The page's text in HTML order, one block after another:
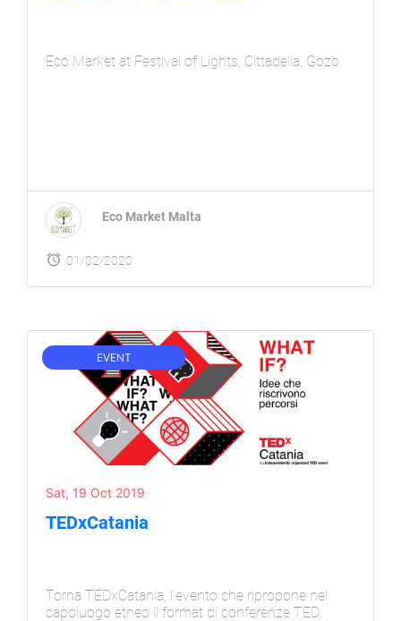
Eco Market at Festival of Lights, Cittadella, Gozo
Eco Market Malta
01/02/2020
EVENT
Sat, 19 Oct 2019
TEDxCatania
Torna TEDxCatania, l'evento che ripropone nel
capoluogo etneo il format di conferenze TED.